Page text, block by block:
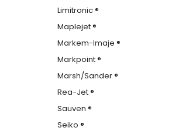
Limitronic ®
Maplejet ®
Markem-Imaje ®
Markpoint ®
Marsh/Sander ®
Rea-Jet ®
Sauven ®
Seiko ®